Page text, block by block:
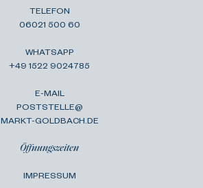
TELEFON
06021 500 60
WHATSAPP
+49 1522 9024785
E-MAIL
POSTSTELLE@
MARKT-GOLDBACH.DE
Öffnungszeiten
IMPRESSUM